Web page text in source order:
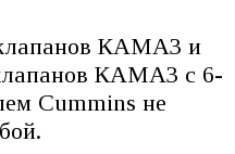
КАМАЗ и
КАМАЗ с 6-
Cummins не